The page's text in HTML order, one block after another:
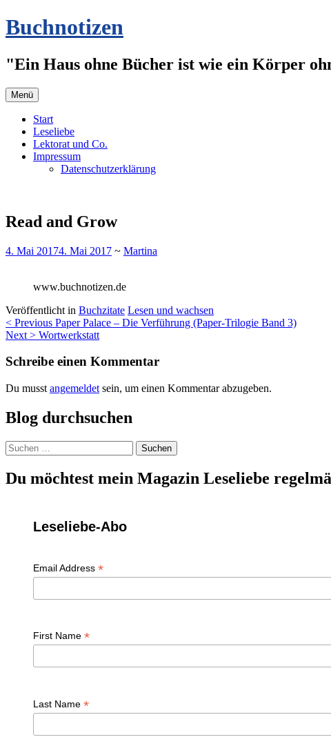
Zum
Inhalt
Buchnotizen
"Ein Haus ohne Bücher ist wie ein Körper
Menü
Start
Leseliebe
Lektorat und Co.
Impressum
Datenschutzerklärung
Read and Grow
4. Mai 20174. Mai 2017 ~ Martina
www.buchnotizen.de
Veröffentlicht in Buchzitate Lesen und wachsen
Beitragsnavigation
< Previous Paper Palace – Die Verführung (Paper-Trilogie Band 3)
Next > Wortwerkstatt
Schreibe einen Kommentar
Du musst angemeldet sein, um einen Kommentar abzugeben.
Blog durchsuchen
Suchen
nach:
Du möchtest mein Magazin Leseliebe
Leseliebe-Abo
Email Address *
First Name *
Last Name *